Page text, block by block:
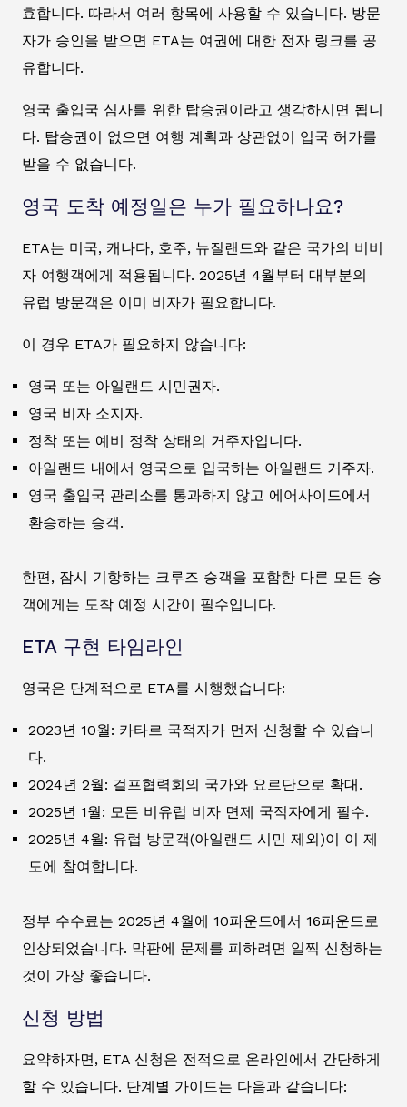
효합니다. 따라서 여러 항목에 사용할 수 있습니다. 방문
자가 승인을 받으면 ETA는 여권에 대한 전자 링크를 공
유합니다.
영국 출입국 심사를 위한 탑승권이라고 생각하시면 됩니
다. 탑승권이 없으면 여행 계획과 상관없이 입국 허가를
받을 수 없습니다.
영국 도착 예정일은 누가 필요하나요?
ETA는 미국, 캐나다, 호주, 뉴질랜드와 같은 국가의 비비
자 여행객에게 적용됩니다. 2025년 4월부터 대부분의
유럽 방문객은 이미 비자가 필요합니다.
이 경우 ETA가 필요하지 않습니다:
영국 또는 아일랜드 시민권자.
영국 비자 소지자.
정착 또는 예비 정착 상태의 거주자입니다.
아일랜드 내에서 영국으로 입국하는 아일랜드 거주자.
영국 출입국 관리소를 통과하지 않고 에어사이드에서
환승하는 승객.
한편, 잠시 기항하는 크루즈 승객을 포함한 다른 모든 승
객에게는 도착 예정 시간이 필수입니다.
ETA 구현 타임라인
영국은 단계적으로 ETA를 시행했습니다:
2023년 10월: 카타르 국적자가 먼저 신청할 수 있습니
다.
2024년 2월: 걸프협력회의 국가와 요르단으로 확대.
2025년 1월: 모든 비유럽 비자 면제 국적자에게 필수.
2025년 4월: 유럽 방문객(아일랜드 시민 제외)이 이 제
도에 참여합니다.
정부 수수료는 2025년 4월에 10파운드에서 16파운드로
인상되었습니다. 막판에 문제를 피하려면 일찍 신청하는
것이 가장 좋습니다.
신청 방법
요약하자면, ETA 신청은 전적으로 온라인에서 간단하게
할 수 있습니다. 단계별 가이드는 다음과 같습니다: